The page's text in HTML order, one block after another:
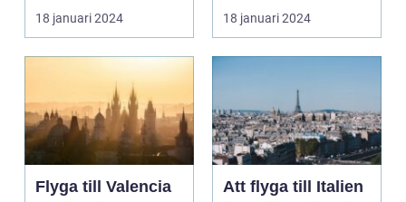
till Frankrike är...
18 januari 2024
på Gran Canaria...
18 januari 2024
Flyga till Valencia
Att flyga till Italien